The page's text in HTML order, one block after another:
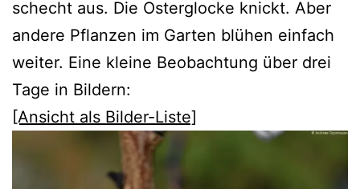
schecht aus. Die Osterglocke knickt. Aber
andere Pflanzen im Garten blühen einfach
weiter. Eine kleine Beobachtung über drei
Tage in Bildern:
[Ansicht als Bilder-Liste]